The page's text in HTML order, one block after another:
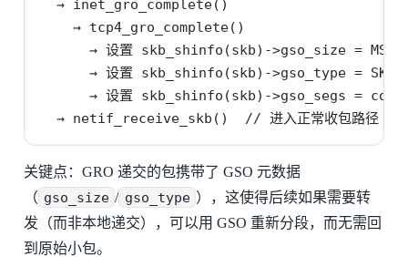
  → inet_gro_complete()
    → tcp4_gro_complete()
      → 设置 skb_shinfo(skb)->gso_size = MSS
→ 设置 skb_shinfo(skb)->gso_type =
→ 设置 skb_shinfo(skb)->gso_segs =
  → netif_receive_skb()  // 进入正常收包路径
关键点：GRO 递交的包携带了 GSO 元数据
（ gso_size / gso_type ），这使得后续如果需要转
发（而非本地递交），可以用 GSO 重新分段，而无需回
到原始小包。